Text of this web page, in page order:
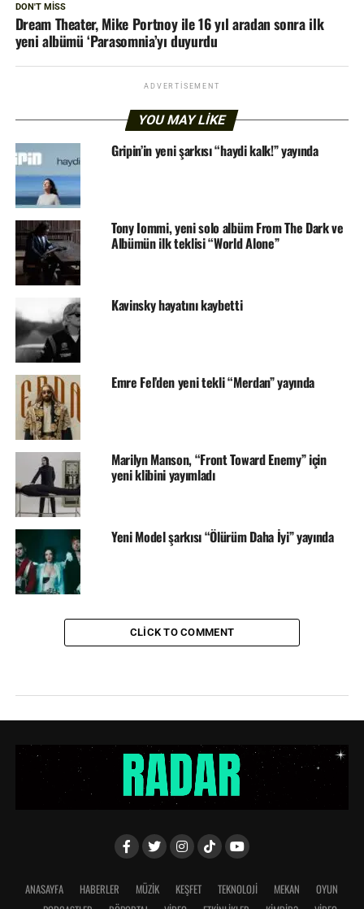
DON'T MISS
Dream Theater, Mike Portnoy ile 16 yıl aradan sonra ilk
yeni albümü ‘Parasomnia’yı duyurdu
ADVERTISEMENT
YOU MAY LIKE
Gripin’in yeni şarkısı “haydi kalk!” yayında
Tony Iommi, yeni solo albüm From The Dark ve
Albümün ilk teklisi “World Alone”
Kavinsky hayatını kaybetti
Emre Fel’den yeni tekli “Merdan” yayında
Marilyn Manson, “Front Toward Enemy” için
yeni klibini yayımladı
Yeni Model şarkısı “Ölürüm Daha İyi” yayında
CLICK TO COMMENT
ANASAYFA HABERLER MÜZİK KEŞFET TEKNOLOJİ MEKAN
OYUN